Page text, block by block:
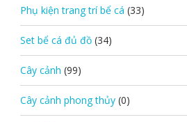
Phụ kiện trang trí bể cá (33)
Set bể cá đủ đồ (34)
Cây cảnh (99)
Cây cảnh phong thủy (0)